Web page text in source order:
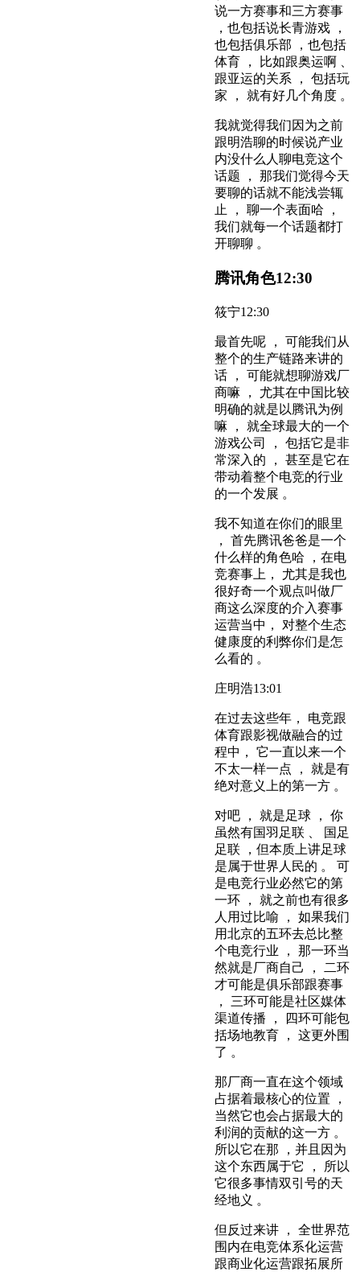
说一方赛事和三方赛事
，也包括说长青游戏 ，
也包括俱乐部 ，也包括
体育 ， 比如跟奥运啊 、
跟亚运的关系 ， 包括玩
家 ， 就有好几个角度 。
我就觉得我们因为之前
跟明浩聊的时候说产业
内没什么人聊电竞这个
话题 ， 那我们觉得今天
要聊的话就不能浅尝辄
止 ， 聊一个表面哈 ，
我们就每一个话题都打
开聊聊 。
腾讯角色12:30
筱宁12:30
最首先呢 ， 可能我们从
整个的生产链路来讲的
话 ， 可能就想聊游戏厂
商嘛 ， 尤其在中国比较
明确的就是以腾讯为例
嘛 ， 就全球最大的一个
游戏公司 ， 包括它是非
常深入的 ， 甚至是它在
带动着整个电竞的行业
的一个发展 。
我不知道在你们的眼里
， 首先腾讯爸爸是一个
什么样的角色哈 ，在电
竞赛事上， 尤其是我也
很好奇一个观点叫做厂
商这么深度的介入赛事
运营当中， 对整个生态
健康度的利弊你们是怎
么看的 。
庄明浩13:01
在过去这些年， 电竞跟
体育跟影视做融合的过
程中， 它一直以来一个
不太一样一点 ， 就是有
绝对意义上的第一方 。
对吧 ， 就是足球 ， 你
虽然有国羽足联 、 国足
足联 ，但本质上讲足球
是属于世界人民的 。 可
是电竞行业必然它的第
一环 ， 就之前也有很多
人用过比喻 ， 如果我们
用北京的五环去总比整
个电竞行业 ， 那一环当
然就是厂商自己 ， 二环
才可能是俱乐部跟赛事
， 三环可能是社区媒体
渠道传播 ， 四环可能包
括场地教育 ， 这更外围
了 。
那厂商一直在这个领域
占据着最核心的位置 ，
当然它也会占据最大的
利润的贡献的这一方 。
所以它在那 ，并且因为
这个东西属于它 ， 所以
它很多事情双引号的天
经地义 。
但反过来讲 ， 全世界范
围内在电竞体系化运营
跟商业化运营跟拓展所